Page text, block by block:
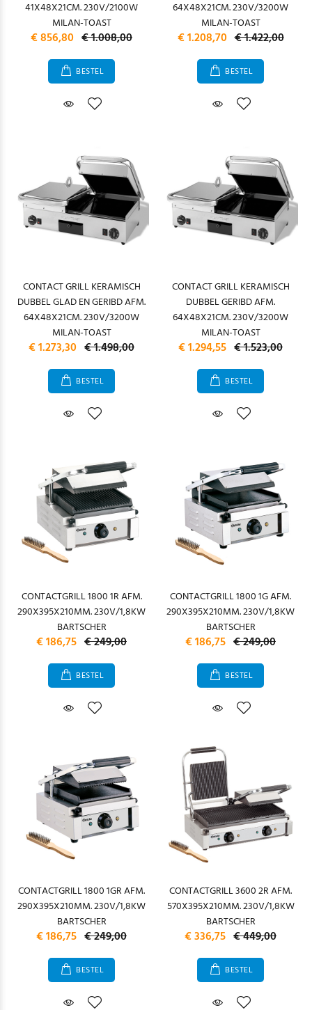
41X48X21CM. 230V/2100W
MILAN-TOAST
€ 856,80 € 1.008,00
BESTEL
64X48X21CM. 230V/3200W
MILAN-TOAST
€ 1.208,70 € 1.422,00
BESTEL
CONTACT GRILL KERAMISCH
DUBBEL GLAD EN GERIBD AFM.
64X48X21CM. 230V/3200W
MILAN-TOAST
€ 1.273,30 € 1.498,00
BESTEL
CONTACT GRILL KERAMISCH
DUBBEL GERIBD AFM.
64X48X21CM. 230V/3200W
MILAN-TOAST
€ 1.294,55 € 1.523,00
BESTEL
CONTACTGRILL 1800 1R AFM.
290X395X210MM. 230V/1,8KW
BARTSCHER
€ 186,75 € 249,00
BESTEL
CONTACTGRILL 1800 1G AFM.
290X395X210MM. 230V/1,8KW
BARTSCHER
€ 186,75 € 249,00
BESTEL
CONTACTGRILL 1800 1GR AFM.
290X395X210MM. 230V/1,8KW
BARTSCHER
€ 186,75 € 249,00
BESTEL
CONTACTGRILL 3600 2R AFM.
570X395X210MM. 230V/1,8KW
BARTSCHER
€ 336,75 € 449,00
BESTEL